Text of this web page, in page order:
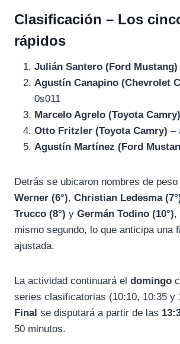
Clasificación – Los
rápidos
Julián Santero (Ford Mustang)
Agustín Canapino (Chevrolet
0s011
Marcelo Agrelo (Toyota Camry)
Otto Fritzler (Toyota Camry) –
Agustín Martínez (Ford
Detrás se ubicaron nombres de
Werner (6°), Christian Ledesma
Trucco (8°) y Germán Todino (10°),
mismo segundo, lo que anticipa una
ajustada.
La actividad continuará el domingo
series clasificatorias (10:10, 10:35 y
Final se disputará a partir de las
50 minutos.